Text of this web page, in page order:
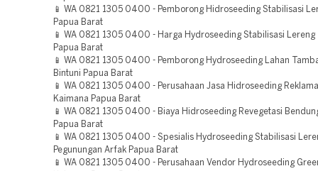
📱 WA 0821 1305 0400 - Pemborong Hidroseeding Stabilisasi
Papua Barat
📱 WA 0821 1305 0400 - Harga Hydroseeding Stabilisasi Lereng
Papua Barat
📱 WA 0821 1305 0400 - Pemborong Hydroseeding Lahan
Bintuni Papua Barat
📱 WA 0821 1305 0400 - Perusahaan Jasa Hidroseeding
Kaimana Papua Barat
📱 WA 0821 1305 0400 - Biaya Hidroseeding Revegetasi
Papua Barat
📱 WA 0821 1305 0400 - Spesialis Hydroseeding Stabilisasi
Pegunungan Arfak Papua Barat
📱 WA 0821 1305 0400 - Perusahaan Vendor Hydroseeding